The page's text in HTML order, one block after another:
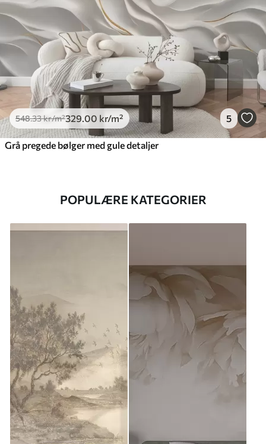
548.33kr/m²329 .00 kr/m² 5
Grå pregede bølger med gule detaljer
POPULÆRE KATEGORIER